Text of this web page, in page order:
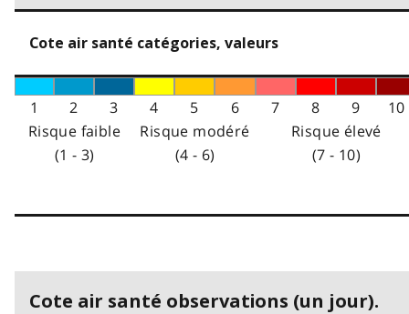
Cote air santé catégories, valeurs
1 2 3 4 5 6 7 8 9
10
Risque faible
(1 - 3)
Risque modéré
(4 - 6)
Risque élevé
(7 - 10)
Cote air santé observations (un jour).